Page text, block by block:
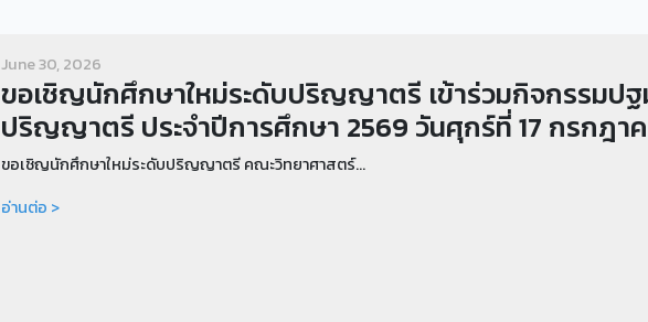
June 30, 2026
ขอเชิญนักศึกษาใหม่ระดับปริญญาตรี เข้าร่วมกิจกรรมป
ปริญญาตรี ประจำปีการศึกษา 2569 วันศุกร์ที่ 17 กรกฎา
ขอเชิญนักศึกษาใหม่ระดับปริญญาตรี คณะวิทยาศาสตร์...
อ่านต่อ >